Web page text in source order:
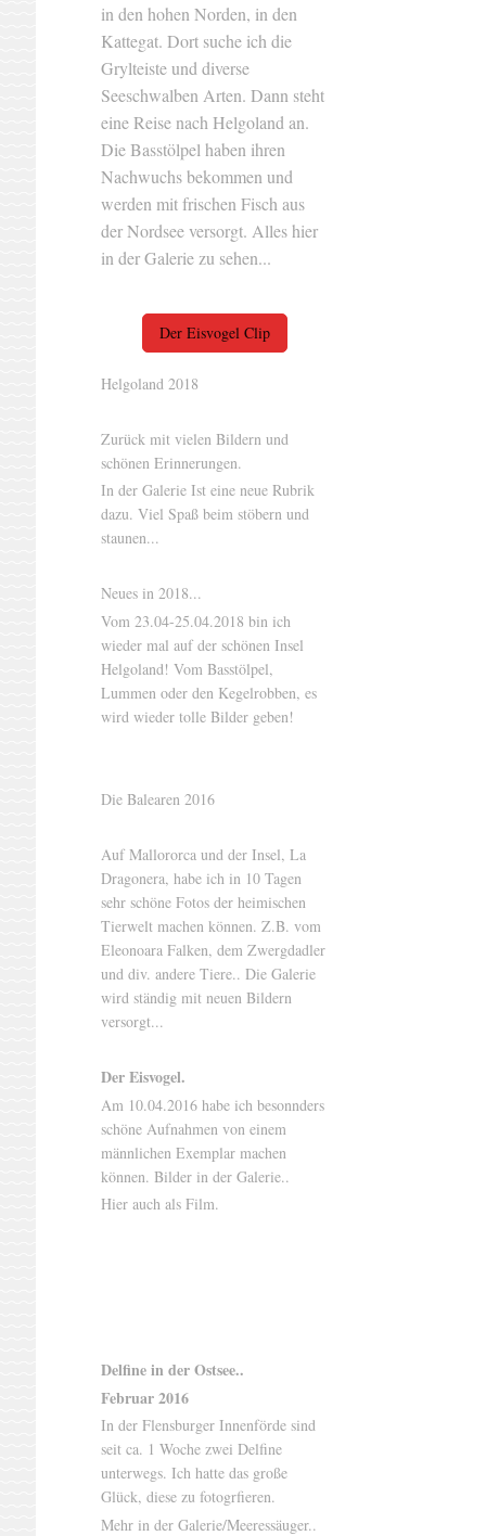
in den hohen Norden, in den
Kattegat. Dort suche ich die
Grylteiste und diverse
Seeschwalben Arten. Dann steht
eine Reise nach Helgoland an.
Die Basstölpel haben ihren
Nachwuchs bekommen und
werden mit frischen Fisch aus
der Nordsee versorgt. Alles hier
in der Galerie zu sehen...
Der Eisvogel Clip
Helgoland 2018
Zurück mit vielen Bildern und
schönen Erinnerungen.
In der Galerie Ist eine neue Rubrik
dazu. Viel Spaß beim stöbern und
staunen...
Neues in 2018...
Vom 23.04-25.04.2018 bin ich
wieder mal auf der schönen Insel
Helgoland! Vom Basstölpel,
Lummen oder den Kegelrobben, es
wird wieder tolle Bilder geben!
Die Balearen 2016
Auf Mallororca und der Insel, La
Dragonera, habe ich in 10 Tagen
sehr schöne Fotos der heimischen
Tierwelt machen können. Z.B. vom
Eleonoara Falken, dem Zwergdadler
und div. andere Tiere.. Die Galerie
wird ständig mit neuen Bildern
versorgt...
Der Eisvogel.
Am 10.04.2016 habe ich besonnders
schöne Aufnahmen von einem
männlichen Exemplar machen
können. Bilder in der Galerie..
Hier auch als Film.
Delfine in der Ostsee..
Februar 2016
In der Flensburger Innenförde sind
seit ca. 1 Woche zwei Delfine
unterwegs. Ich hatte das große
Glück, diese zu fotogrfieren.
Mehr in der Galerie/Meeressäuger..